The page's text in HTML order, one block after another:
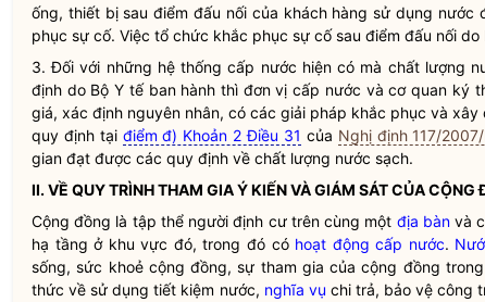
ống, thiết bị sau điểm đấu nối của khách hàng sử dụng nước
phục sự cố. Việc tổ chức khắc phục sự cố sau điểm đấu nối do
3. Đối với những hệ thống cấp nước hiện có mà chất lượng
định do Bộ Y tế ban hành thì đơn vị cấp nước và cơ quan ký
giá, xác định nguyên nhân, có các giải pháp khắc phục và
quy định tại điểm đ) Khoản 2 Điều 31 của Nghị định 117/
gian đạt được các quy định về chất lượng nước sạch.
II. VỀ QUY TRÌNH THAM GIA Ý KIẾN VÀ GIÁM SÁT CỦA CỘNG
Cộng đồng là tập thể người định cư trên cùng một địa bànvà
hạ tầng ở khu vực đó, trong đó có hoạt động cấp nước.
sống, sức khoẻ cộng đồng, sự tham gia của cộng đồng trong
thức về sử dụng tiết kiệm nước, nghĩa vụ chi trả, bảo vệ công